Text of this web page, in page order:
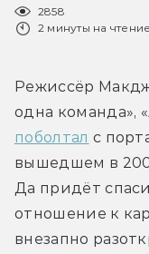
2858
2 минуты на чтение
Режиссёр
одна команда»,
поболтал с
вышедшем в
Да придёт
отношение к
внезапно